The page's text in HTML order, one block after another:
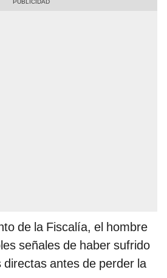
de la Fiscalía, el hombre
señales de haber sufrido
antes de perder la